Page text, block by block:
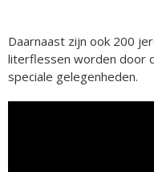
Daarnaast zijn ook 200
literflessen worden door
speciale gelegenheden.